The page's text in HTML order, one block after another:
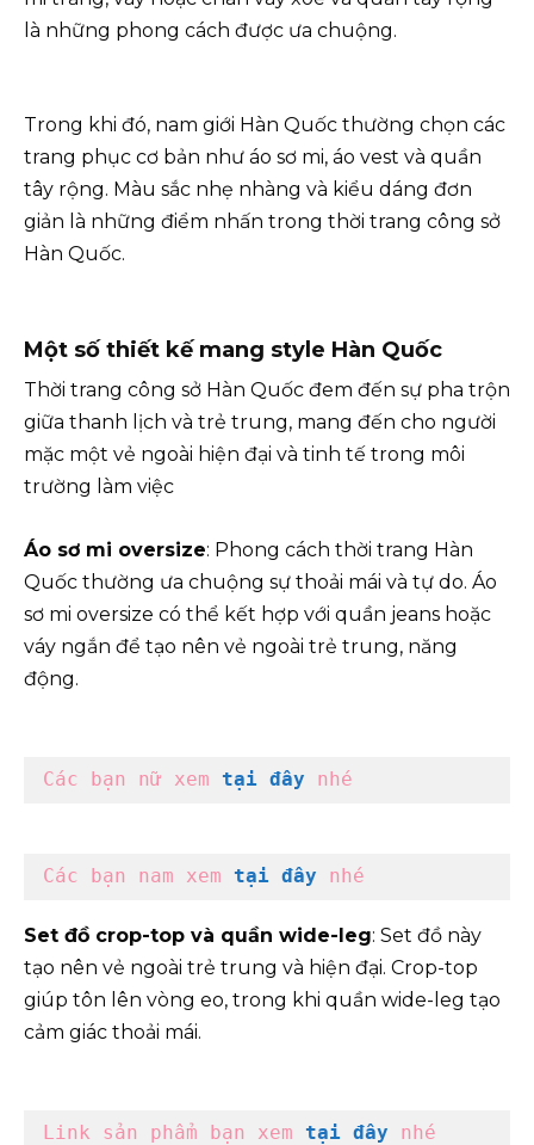
là những phong cách được ưa chuộng.
Trong khi đó, nam giới Hàn Quốc thường chọn các
trang phục cơ bản như áo sơ mi, áo vest và quần
tây rộng. Màu sắc nhẹ nhàng và kiểu dáng đơn
giản là những điểm nhấn trong thời trang công sở
Hàn Quốc.
Một số thiết kế mang style Hàn Quốc
Thời trang công sở Hàn Quốc đem đến sự pha trộn
giữa thanh lịch và trẻ trung, mang đến cho người
mặc một vẻ ngoài hiện đại và tinh tế trong môi
trường làm việc
Áo sơ mi oversize: Phong cách thời trang Hàn
Quốc thường ưa chuộng sự thoải mái và tự do. Áo
sơ mi oversize có thể kết hợp với quần jeans hoặc
váy ngắn để tạo nên vẻ ngoài trẻ trung, năng
động.
Các bạn nữ xem tại đây nhé
Các bạn nam xem tại đây nhé
Set đồ crop-top và quần wide-leg: Set đồ này
tạo nên vẻ ngoài trẻ trung và hiện đại. Crop-top
giúp tôn lên vòng eo, trong khi quần wide-leg tạo
cảm giác thoải mái.
Link sản phẩm bạn xem tại đây nhé